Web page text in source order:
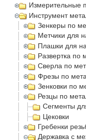
Измерительные
Инструмент
Зенкеры по
Метчики для
Плашки для
Развертка по
Сверла по
Фрезы по
Зенковки по
Резцы по
Сегменты
Цековки
Гребенки
Державка с